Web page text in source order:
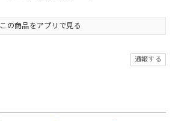
この商品をアプリで見る
通報する